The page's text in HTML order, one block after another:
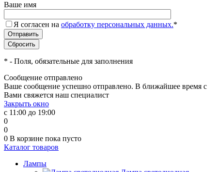
Ваше имя
Я согласен на обработку персональных данных.*
* - Поля, обязательные для заполнения
Сообщение отправлено
Ваше сообщение успешно отправлено. В ближайшее время с
Вами свяжется наш специалист
Закрыть окно
с 11:00 до 19:00
0
0
0 В корзине пока пусто
Каталог товаров
Лампы